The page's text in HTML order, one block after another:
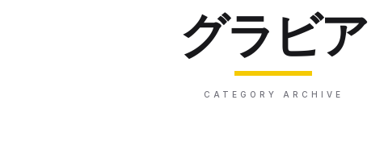
グラビア
CATEGORY ARCHIVE